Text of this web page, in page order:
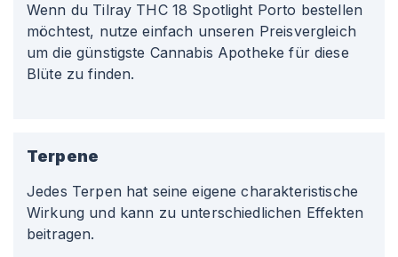
Wenn du Tilray THC 18 Spotlight Porto bestellen
möchtest, nutze einfach unseren Preisvergleich
um die günstigste Cannabis Apotheke für diese
Blüte zu finden.
Terpene
Jedes Terpen hat seine eigene charakteristische
Wirkung und kann zu unterschiedlichen Effekten
beitragen.